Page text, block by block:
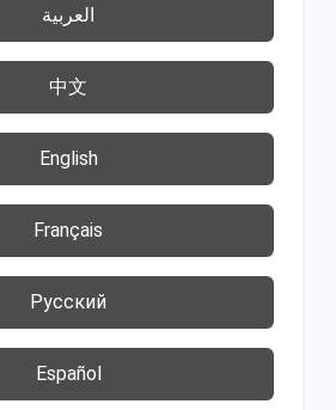
العربية
中文
English
Français
Русский
Español